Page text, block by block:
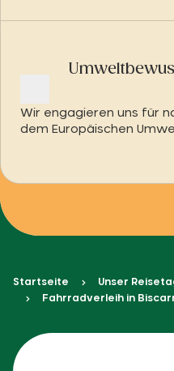
Wir engagieren uns für
dem Europäischen
Startseite Unser
Fahrradverleih in